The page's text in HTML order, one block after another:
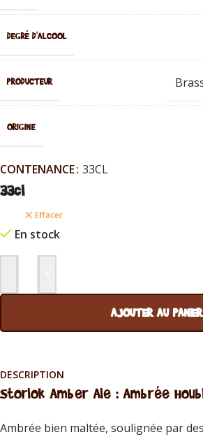
DEGRÉ D'ALCOOL
PRODUCTEUR
ORIGINE
CONTENANCE 33CL
33cl
Effacer
En stock
AJOUTER AU PANIER
DESCRIPTION
Storlok Amber Ale : Ambrée
Ambrée bien maltée, soulignée par